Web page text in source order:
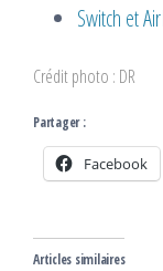
Switch et
Crédit photo : DR
Partager :
Facebook
Articles similaires